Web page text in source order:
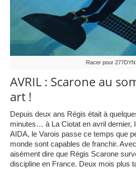
Racer pour 277DYN
AVRIL : Scarone au
art !
Depuis deux ans Régis était à
minutes… à La Ciotat en avril dernier,
AIDA, le Varois passe ce temps que
monde sont capables de franchir.
aisément dire que Régis Scarone
discipline en France. Deux mois plus